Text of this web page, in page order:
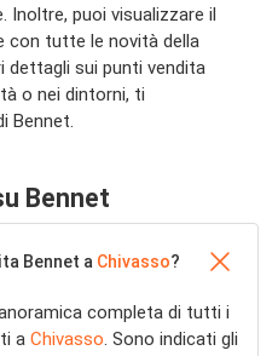
Inoltre, puoi visualizzare il
con tutte le novità della
dettagli sui punti vendita
o nei dintorni, ti
Bennet.
Bennet
Bennet a Chivasso?
completa di tutti i
a Chivasso. Sono indicati gli